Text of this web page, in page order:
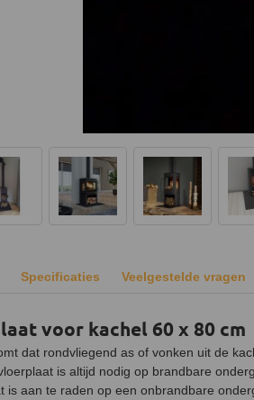
Specificaties Veelgestelde vragen
voor kachel 60 x 80 cm
dat rondvliegend as of vonken uit de
is altijd nodig op brandbare
is aan te raden op een onbrandbare